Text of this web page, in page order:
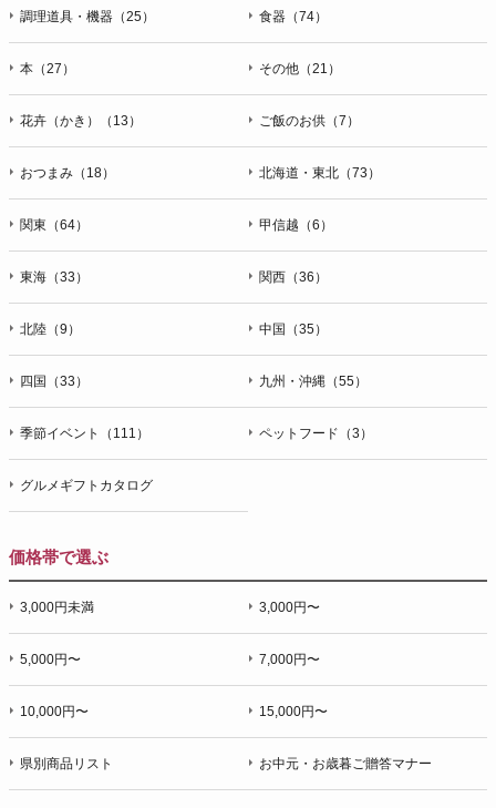
調理道具・機器（25） 食器（74）
本（27） その他（21）
花卉（かき）（13） ご飯のお供（7）
おつまみ（18） 北海道・東北（73）
関東（64） 甲信越（6）
東海（33） 関西（36）
北陸（9） 中国（35）
四国（33） 九州・沖縄（55）
季節イベント（111） ペットフード（3）
グルメギフトカタログ
価格帯で選ぶ
3,000円未満 3,000円〜
5,000円〜 7,000円〜
10,000円〜 15,000円〜
県別商品リスト お中元・お歳暮ご贈答マナー